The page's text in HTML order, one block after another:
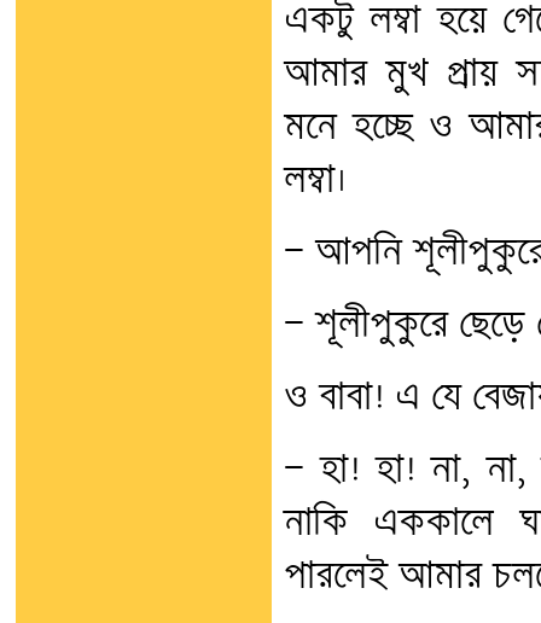
একটু লম্বা হয়ে
আমার মুখ প্রায়
মনে হচ্ছে ও
লম্বা।
— আপনি
— শূলীপুকুরে ছেড়ে
ও বাবা! এ যে
— হা! হা! না,
নাকি এককালে
পারলেই আমার